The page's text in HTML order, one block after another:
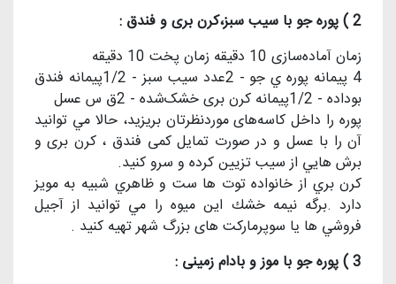
2 ) پوره جو با سیب سبز،کرن بری و فندق :
زمان آماده‌سازی 10 دقیقه زمان پخت 10 دقیقه
4 پیمانه پوره ي جو - 2عدد سیب سبز - 1/2پیمانه فندق
بوداده - 1/2پیمانه کرن بری خشک‌شده - 2ق س عسل
پوره را داخل کاسه‌های موردنظرتان بریزید، حالا مي توانيد
آن را با عسل و در صورت تمایل کمی فندق ، کرن بری و
برش هايي از سيب تزیین کرده و سرو کنید.
كرن بري از خانواده توت ها ست و ظاهري شبيه به مويز
دارد .برگه نيمه خشك اين ميوه را مي توانيد از آجيل
فروشي ها یا سوپرمارکت های بزرگ شهر تهيه كنيد .
3 ) پوره جو با موز و بادام زمینی :